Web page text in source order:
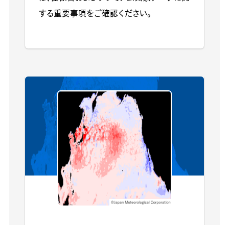
する重要事項をご確認ください。